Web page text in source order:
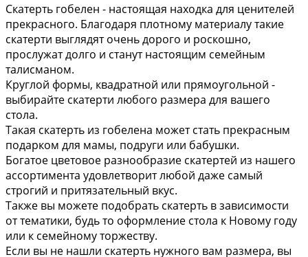
Скатерть гобелен - настоящая находка для ценителей
прекрасного. Благодаря плотному материалу такие
скатерти выглядят очень дорого и роскошно,
прослужат долго и станут настоящим семейным
талисманом.
Круглой формы, квадратной или прямоугольной -
выбирайте скатерти любого размера для вашего
стола.
Такая скатерть из гобелена может стать прекрасным
подарком для мамы, подруги или бабушки.
Богатое цветовое разнообразие скатертей из нашего
ассортимента удовлетворит любой даже самый
строгий и притязательный вкус.
Также вы можете подобрать скатерть в зависимости
от тематики, будь то оформление стола к Новому году
или к семейному торжеству.
Если вы не нашли скатерть нужного вам размера, вы